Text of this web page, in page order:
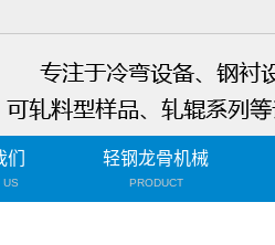
US
轻钢龙骨机械
PRODUCT